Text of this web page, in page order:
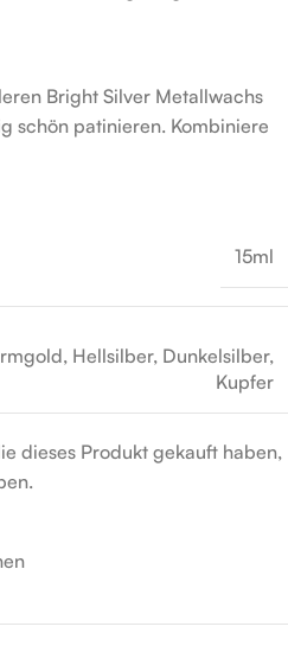
Bright Silver Metallwachs
schön patinieren. Kombiniere
15ml
, Hellsilber, Dunkelsilber,
Kupfer
dieses Produkt gekauft haben,